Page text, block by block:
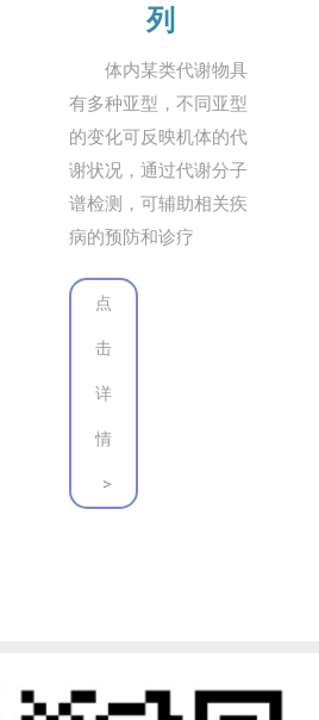
列
体内某类代谢物具
有多种亚型，不同亚型
的变化可反映机体的代
谢状况，通过代谢分子
谱检测，可辅助相关疾
病的预防和诊疗
点
击
详
情
>